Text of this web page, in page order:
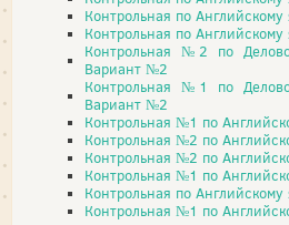
Контрольная по
Контрольная по
Контрольная №2 по
Вариант №2
Контрольная №1 по
Вариант №2
Контрольная №1 по
Контрольная №2 по
Контрольная №2 по
Контрольная №1 по
Контрольная по
Контрольная №1 по